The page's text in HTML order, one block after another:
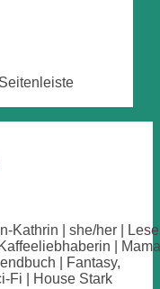
Kathrin | she/her |
|
| Fantasy,
Fi | House Stark